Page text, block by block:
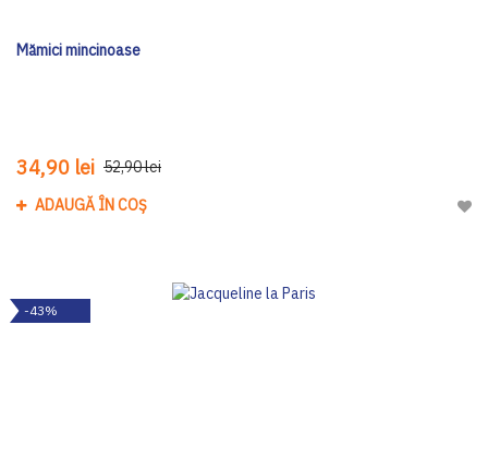
Mămici mincinoase
34,90 lei 52,90 lei
ADAUGĂ ÎN COȘ
-43%